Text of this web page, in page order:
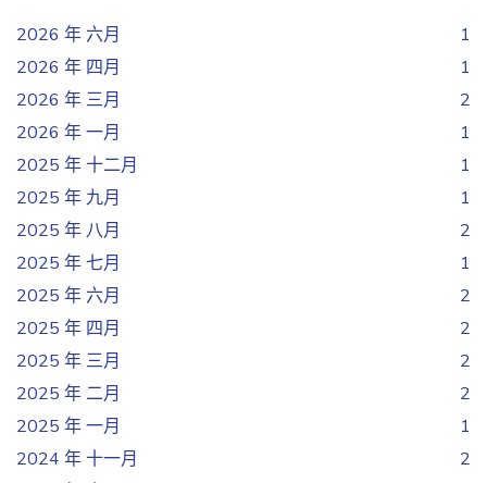
2026 年 六月
1
2026 年 四月
1
2026 年 三月
2
2026 年 一月
1
2025 年 十二月
1
2025 年 九月
1
2025 年 八月
2
2025 年 七月
1
2025 年 六月
2
2025 年 四月
2
2025 年 三月
2
2025 年 二月
2
2025 年 一月
1
2024 年 十一月
2